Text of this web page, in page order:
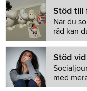
Stöd till
När du
råd kan
Stöd
med